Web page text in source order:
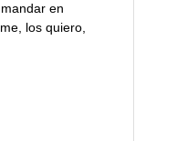
en
los quiero,